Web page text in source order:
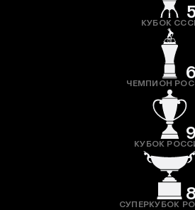
5
КУБОК
6
ЧЕМПИОН
9
КУБОК
8
СУПЕРКУБОК